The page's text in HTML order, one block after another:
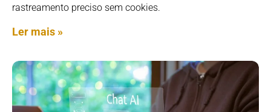
rastreamento preciso sem cookies.
Ler mais »